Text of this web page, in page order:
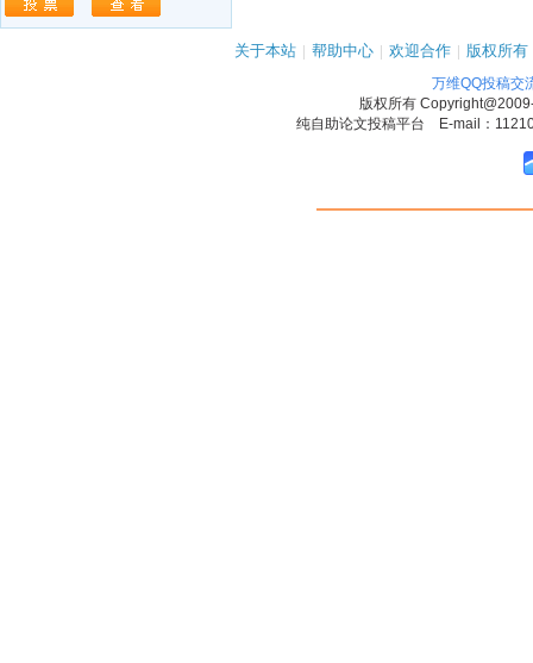
关于本站 | 帮助中心 | 欢迎合作 | 版权所有
万维QQ投稿交
版权所有
纯自助论文投稿平台 E-mail：